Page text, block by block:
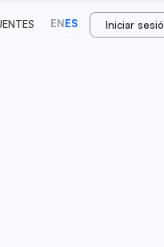
ENES Iniciar